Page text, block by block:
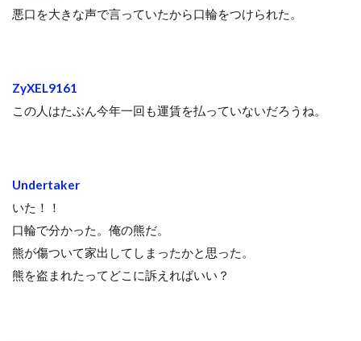
悪口を大きな声で言っていたから口輪をつけられた。
ZyXEL9161
この人はたぶん今年一回も運賃を払っていないだろうね。
Undertaker
いた！！
口輪で分かった。俺の熊だ。
熊が傷ついて家出してしまったかと思った。
熊を盗まれたってどこに訴えればいい？